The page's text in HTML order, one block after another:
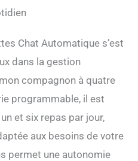
Je reçois de la
pas faim et je ne
chat qui n'est pas
Si j'utilise les
rentre parfois tard
j'ai faim. 【Avec une
de 5L, Maman
en Toute Sérénité】
est sortie et a laissé
Chat Automatique s’est
dans la gestion
compagnon à quatre
programmable, il est
et six repas par jour,
aux besoins de votre
permet une autonomie